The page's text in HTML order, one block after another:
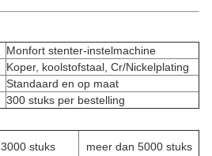
Monfort stenter-instelmachine
Koper, koolstofstaal, Cr/Nickelplating
Standaard en op maat
300 stuks per bestelling
stuks
meer dan 5000 stuks